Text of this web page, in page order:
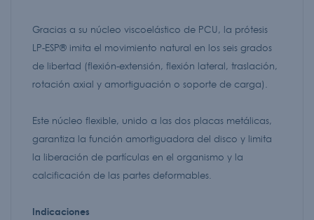
Gracias a su núcleo viscoelástico de PCU, la prótesis
LP-ESP® imita el movimiento natural en los seis grados
de libertad (flexión-extensión, flexión lateral, traslación,
rotación axial y amortiguación o soporte de carga).
Este núcleo flexible, unido a las dos placas metálicas,
garantiza la función amortiguadora del disco y limita
la liberación de partículas en el organismo y la
calcificación de las partes deformables.
Indicaciones